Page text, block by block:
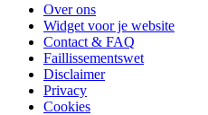
Over ons
Widget voor je website
Contact & FAQ
Faillissementswet
Disclaimer
Privacy
Cookies